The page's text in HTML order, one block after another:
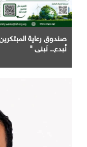
صندوق رعاية
نُبدع.. نَبني "